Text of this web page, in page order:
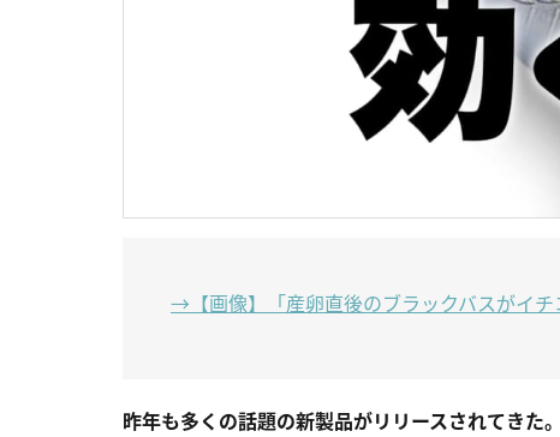
→【画像】「産卵直後のブラックバスがイ
昨年も多くの話題の新製品がリリースされてきた